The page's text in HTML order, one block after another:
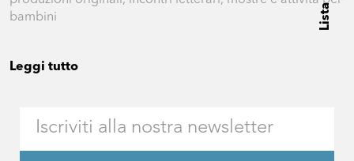
bambini
Leggi tutto